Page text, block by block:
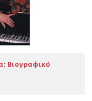
Βιογραφικό